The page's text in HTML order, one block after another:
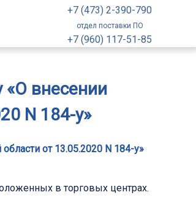
+7 (473) 2-390-790
отдел поставки ПО
+7 (960) 117-51-85
«О внесении
N 184-у»
от 13.05.2020 N 184-у»
в торговых центрах.